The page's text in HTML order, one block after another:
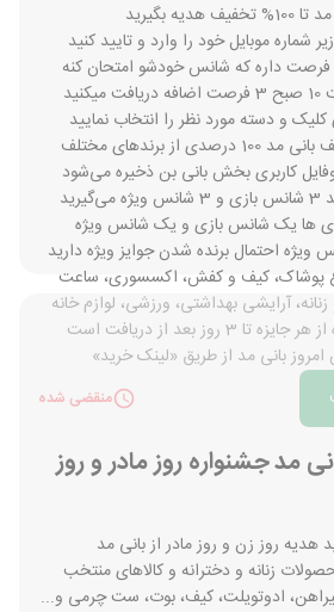
بگیرید
شماره موبایل خود را وارد و تایید کنید
و دسته مورد نظر را انتخاب نمایید
برندهای مختلف
کاربری بخش بانی بن ذخیره می‌شود
ها یک شانس بازی و یک شانس ویژه
احتمال برنده شدن جوایز ویژه دارید
پوشاک، کیف و کفش، اکسسوری، ساعت
آرایشی بهداشتی، ورزشی، لوازم خانه
بعد از دریافت است
بانی مد از طریق «لینک خرید»
منقضی شده
مد جشنواره روز مادر و روز
هدیه روز زن و روز مادر از بانی مد
پیراهن، ادوتویلت، کیف، بوت، ست چرمی و...